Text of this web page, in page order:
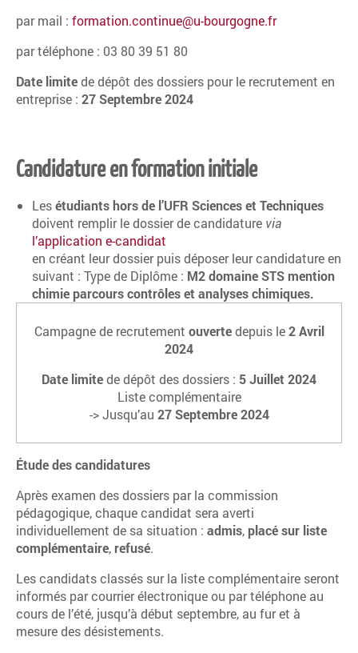
par mail : formation.continue@u-bourgogne.fr
par téléphone : 03 80 39 51 80
Date limitede dépôt des dossiers pour le recrutement en
entreprise : 27 Septembre 2024
Candidature en formation initiale
Lesétudiants hors de l’UFR Sciences et Techniques
doivent remplir le dossier de candidature via
l’application e-candidat
en créant leur dossier puis déposer leur candidature en
suivant : Type de Diplôme : M2 domaine STS mention
chimie parcours contrôles et analyses chimiques.
Campagne de recrutement ouvertedepuis le2 Avril
2024
Date limitede dépôt des dossiers : 5 Juillet 2024
Liste complémentaire
-> Jusqu’au 27 Septembre 2024
Étude des candidatures
Après examen des dossiers par la commission
pédagogique, chaque candidat sera averti
individuellement de sa situation : admis, placé sur liste
complémentaire, refusé.
Les candidats classés sur la liste complémentaire seront
informés par courrier électronique ou par téléphone au
cours de l’été, jusqu’à début septembre, au fur et à
mesure des désistements.